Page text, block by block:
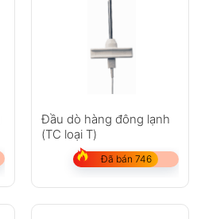
Đầu dò hàng đông lạnh
(TC loại T)
Đã bán 746